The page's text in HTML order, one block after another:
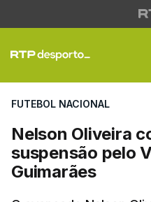
Nelson
FUTEBOL NACIONAL
Nelson Oliveira
suspensão pelo
Guimarães